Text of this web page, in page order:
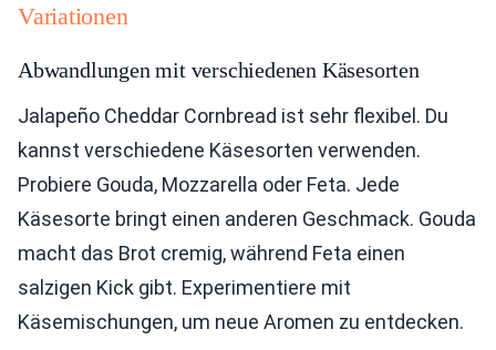
Variationen
Abwandlungen mit verschiedenen Käsesorten
Jalapeño Cheddar Cornbread ist sehr flexibel. Du
kannst verschiedene Käsesorten verwenden.
Probiere Gouda, Mozzarella oder Feta. Jede
Käsesorte bringt einen anderen Geschmack. Gouda
macht das Brot cremig, während Feta einen
salzigen Kick gibt. Experimentiere mit
Käsemischungen, um neue Aromen zu entdecken.